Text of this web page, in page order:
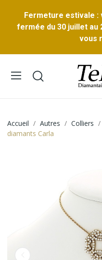
Fermeture estivale
fermée du 30 juillet au
vous
Accueil Autres Colliers
diamants Carla